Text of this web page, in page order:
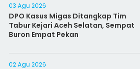
03 Agu 2026
DPO Kasus Migas Ditangkap Tim
Tabur Kejari Aceh Selatan, Sempat
Buron Empat Pekan
02 Agu 2026